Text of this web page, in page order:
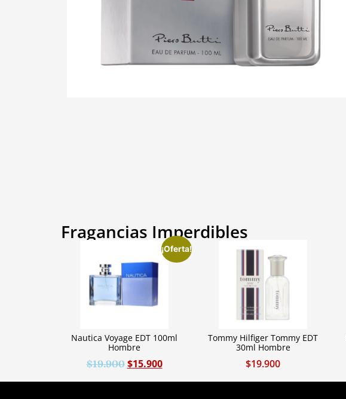
Fragancias Imperdibles
¡Oferta!
Nautica Voyage EDT 100ml
Hombre
$19.900 $15.900
Tommy Hilfiger Tommy EDT
30ml Hombre
$19.900